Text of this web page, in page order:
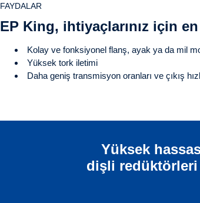
FAYDALAR
EP King, ihtiyaçlarınız için
Kolay ve fonksiyonel flanş, ayak ya da mil
Yüksek tork iletimi
Daha geniş transmisyon oranları ve çıkış
Yüksek
dişli